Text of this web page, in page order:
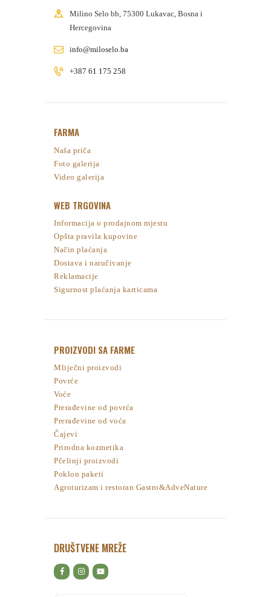
Milino Selo bb, 75300 Lukavac, Bosna i
Hercegovina
info@miloselo.ba
+387 61 175 258
FARMA
Naša priča
Foto galerija
Video galerija
WEB TRGOVINA
Informacija o prodajnom mjestu
Opšta pravila kupovine
Način plaćanja
Dostava i naručivanje
Reklamacije
Sigurnost plaćanja karticama
PROIZVODI SA FARME
Mliječni proizvodi
Povrće
Voće
Prerađevine od povrća
Prerađevine od voća
Čajevi
Prirodna kozmetika
Pčelinji proizvodi
Poklon paketi
Agroturizam i restoran Gastro&AdveNature
DRUŠTVENE MREŽE